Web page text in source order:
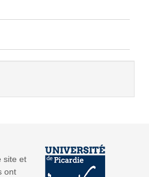
site et
ont